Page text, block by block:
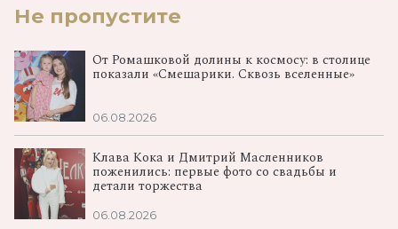
Не пропустите
От Ромашковой долины к космосу: в столице
показали «Смешарики. Сквозь вселенные»
06.08.2026
Клава Кока и Дмитрий Масленников
поженились: первые фото со свадьбы и
детали торжества
06.08.2026